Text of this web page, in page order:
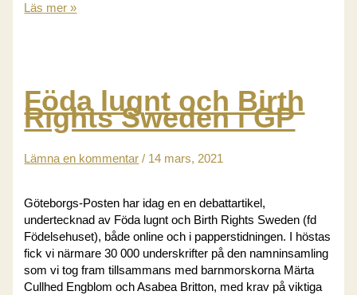
Barnmorskans
Läs mer »
Föda lugnt och Birth
Rights Sweden i GP
Lämna en kommentar / 14 mars, 2021
Göteborgs-Posten har idag en en debattartikel,
undertecknad av Föda lugnt och Birth Rights Sweden (fd
Födelsehuset), både online och i papperstidningen. I höstas
fick vi närmare 30 000 underskrifter på den namninsamling
som vi tog fram tillsammans med barnmorskorna Märta
Cullhed Engblom och Asabea Britton, med krav på viktiga